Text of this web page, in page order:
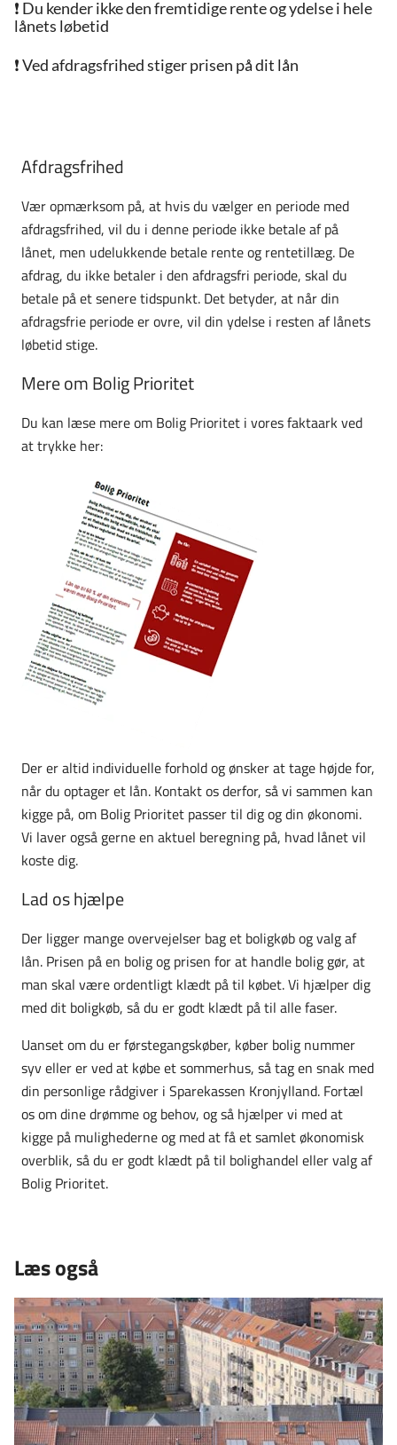
❗ Du kender ikke den fremtidige rente og ydelse i hele
lånets løbetid
❗Ved afdragsfrihed stiger prisen på dit lån
Afdragsfrihed
Vær opmærksom på, at hvis du vælger en periode med
afdragsfrihed, vil du i denne periode ikke betale af på
lånet, men udelukkende betale rente og rentetillæg. De
afdrag, du ikke betaler i den afdragsfri periode, skal du
betale på et senere tidspunkt. Det betyder, at når din
afdragsfrie periode er ovre, vil din ydelse i resten af lånets
løbetid stige.
Mere om Bolig Prioritet
Du kan læse mere om Bolig Prioritet i vores faktaark ved
at trykke her:
Der er altid individuelle forhold og ønsker at tage højde for,
når du optager et lån. Kontakt os derfor, så vi sammen kan
kigge på, om Bolig Prioritet passer til dig og din økonomi.
Vi laver også gerne en aktuel beregning på, hvad lånet vil
koste dig.
Lad os hjælpe
Der ligger mange overvejelser bag et boligkøb og valg af
lån. Prisen på en bolig og prisen for at handle bolig gør, at
man skal være ordentligt klædt på til købet. Vi hjælper dig
med dit boligkøb, så du er godt klædt på til alle faser.
Uanset om du er førstegangskøber, køber bolig nummer
syv eller er ved at købe et sommerhus, så tag en snak med
din personlige rådgiver i Sparekassen Kronjylland. Fortæl
os om dine drømme og behov, og så hjælper vi med at
kigge på mulighederne og med at få et samlet økonomisk
overblik, så du er godt klædt på til bolighandel eller valg af
Bolig Prioritet.
Læs også